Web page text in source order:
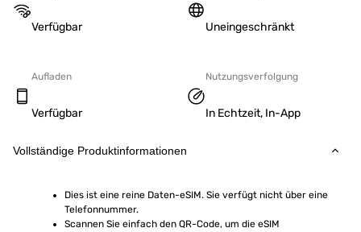
Verfügbar Uneingeschränkt
Aufladen
Verfügbar
Nutzungsverfolgung
In Echtzeit, In-App
Vollständige Produktinformationen
Dies ist eine reine Daten-eSIM. Sie verfügt nicht über eine
Telefonnummer.
Scannen Sie einfach den QR-Code, um die eSIM